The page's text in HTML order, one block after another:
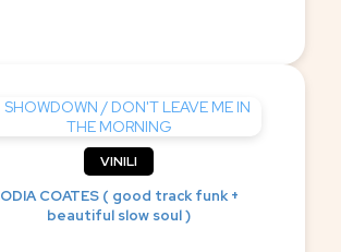
VINILI
ODIA COATES ( good track funk +
beautiful slow soul )